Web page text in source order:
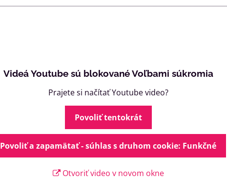
Videá Youtube sú blokované Voľbami súkromia
Prajete si načítať Youtube video?
Povoliť tentokrát
Povoliť a zapamätať - súhlas s druhom cookie: Funkčné
Otvoriť video v novom okne